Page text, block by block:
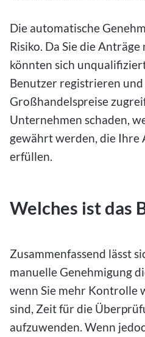
Die automatische
Risiko. Da Sie die
könnten sich
Benutzer registrieren
Großhandelspreise
Unternehmen schaden,
gewährt werden, die
erfüllen.
Welches ist das
Zusammenfassend lässt
manuelle Genehmigung
wenn Sie mehr Kontrolle
sind, Zeit für die
aufzuwenden. Wenn